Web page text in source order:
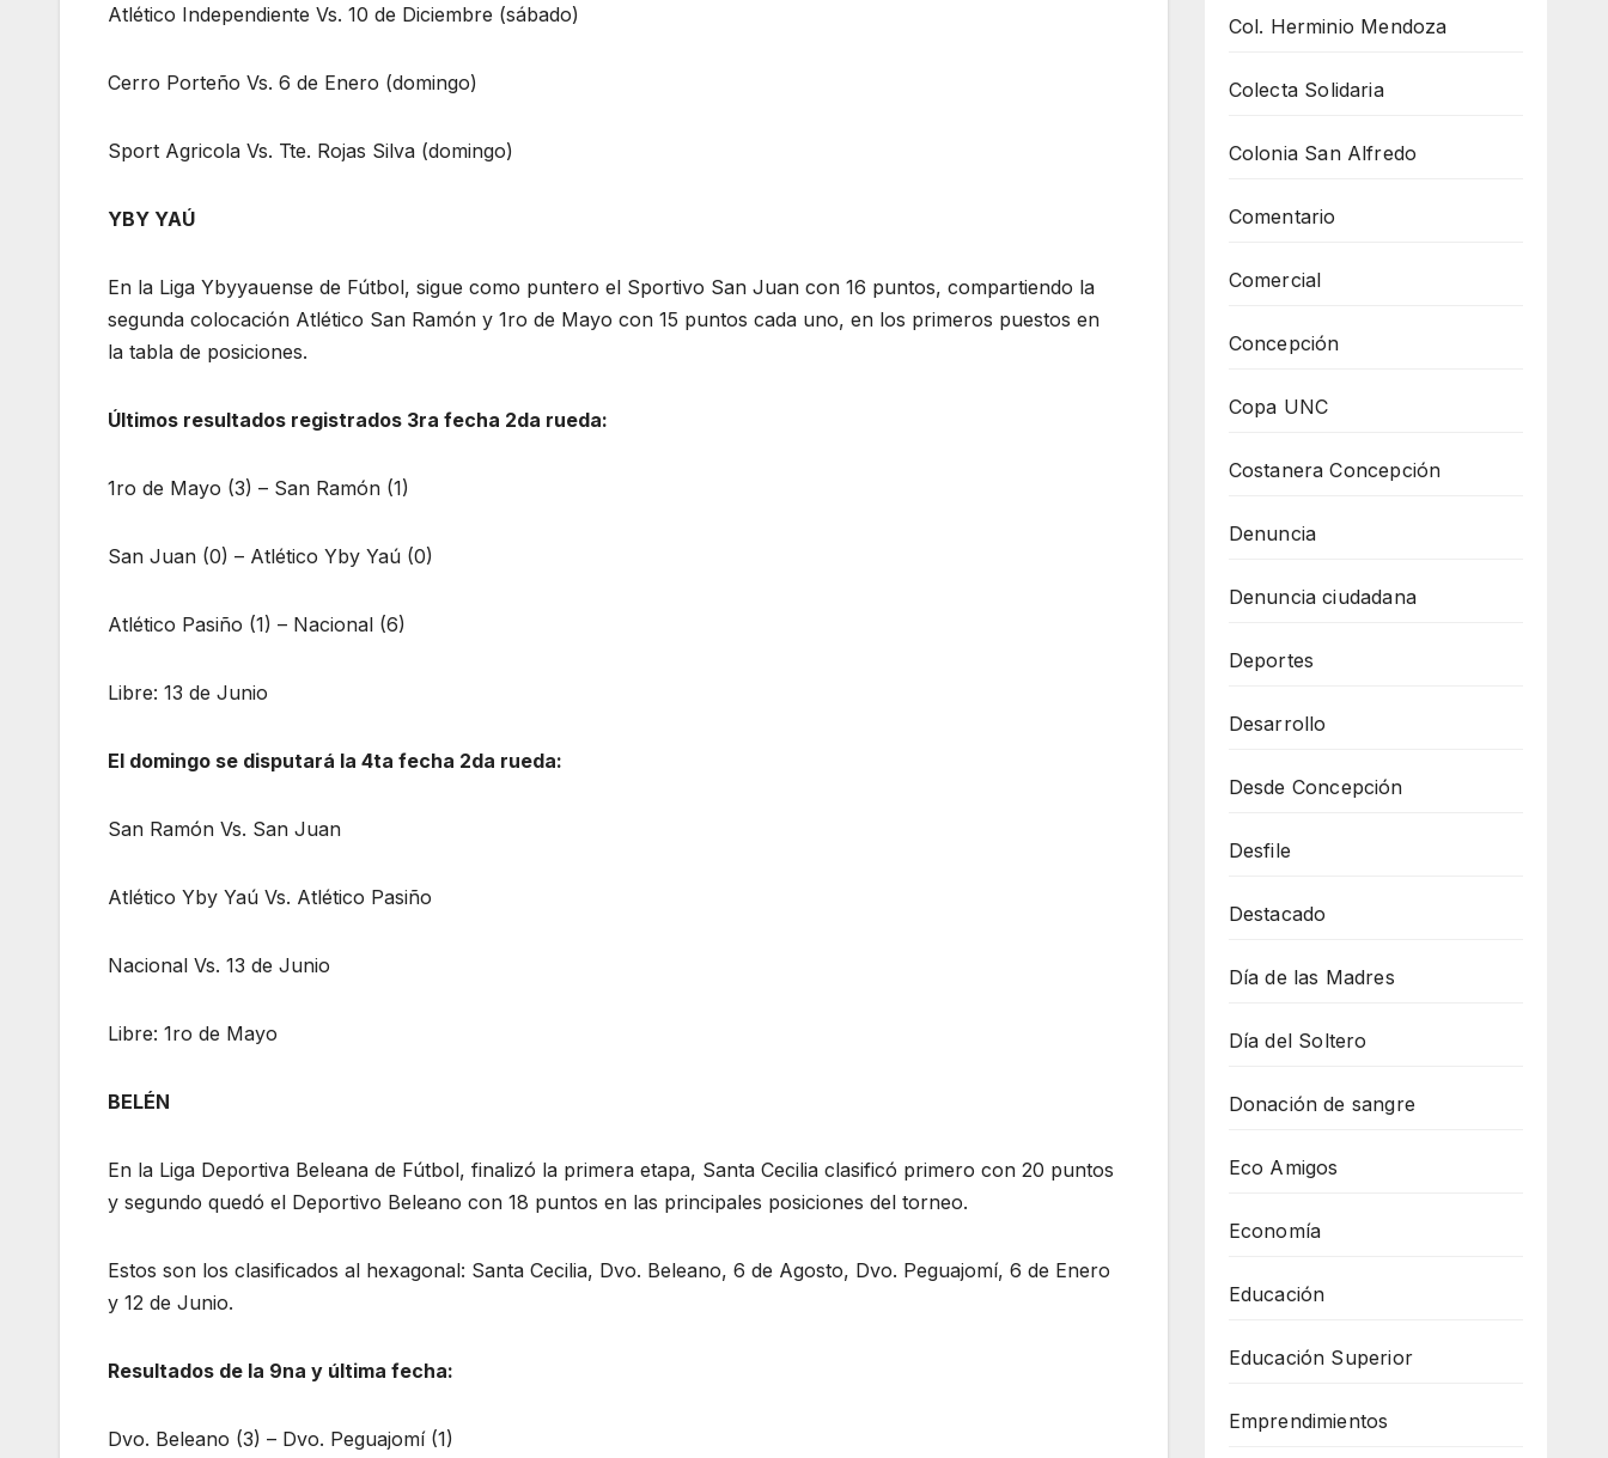
Atlético Independiente Vs. 10 de Diciembre (sábado)
Cerro Porteño Vs. 6 de Enero (domingo)
Sport Agricola Vs. Tte. Rojas Silva (domingo)
YBY YAÚ
En la Liga Ybyyauense de Fútbol, sigue como puntero el Sportivo San Juan con 16 puntos, compartiendo la
segunda colocación Atlético San Ramón y 1ro de Mayo con 15 puntos cada uno, en los primeros puestos en
la tabla de posiciones.
Últimos resultados registrados 3ra fecha 2da rueda:
1ro de Mayo (3) – San Ramón (1)
San Juan (0) – Atlético Yby Yaú (0)
Atlético Pasiño (1) – Nacional (6)
Libre: 13 de Junio
El domingo se disputará la 4ta fecha 2da rueda:
San Ramón Vs. San Juan
Atlético Yby Yaú Vs. Atlético Pasiño
Nacional Vs. 13 de Junio
Libre: 1ro de Mayo
BELÉN
En la Liga Deportiva Beleana de Fútbol, finalizó la primera etapa, Santa Cecilia clasificó primero con 20 puntos
y segundo quedó el Deportivo Beleano con 18 puntos en las principales posiciones del torneo.
Estos son los clasificados al hexagonal: Santa Cecilia, Dvo. Beleano, 6 de Agosto, Dvo. Peguajomí, 6 de Enero
y 12 de Junio.
Resultados de la 9na y última fecha:
Dvo. Beleano (3) – Dvo. Peguajomí (1)
Col. Herminio Mendoza
Colecta Solidaria
Colonia San Alfredo
Comentario
Comercial
Concepción
Copa UNC
Costanera Concepción
Denuncia
Denuncia ciudadana
Deportes
Desarrollo
Desde Concepción
Desfile
Destacado
Día de las Madres
Día del Soltero
Donación de sangre
Eco Amigos
Economía
Educación
Educación Superior
Emprendimientos